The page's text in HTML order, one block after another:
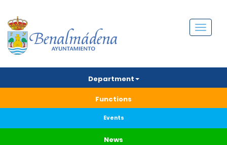
Menú
Department
Functions
Events
News